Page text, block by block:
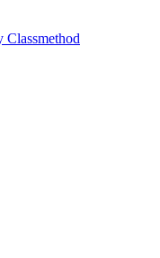
Classmethod